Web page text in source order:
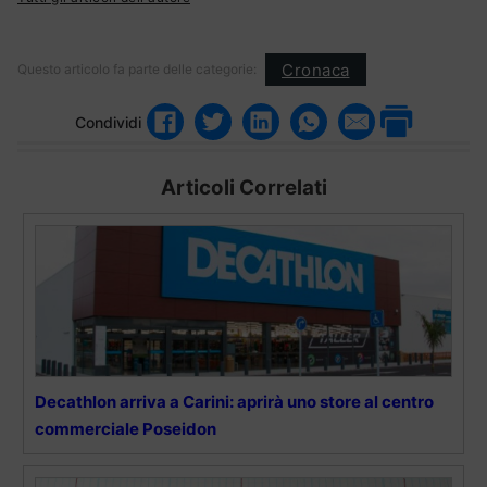
Questo articolo fa parte delle categorie: Cronaca
Condividi
Articoli Correlati
Decathlon arriva a Carini: aprirà uno store al centro
commerciale Poseidon